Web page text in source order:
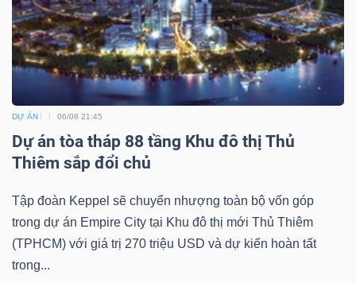
DỰ ÁN 06/08 21:45
Dự án tòa tháp 88 tầng Khu đô thị Thủ
Thiêm sắp đổi chủ
Tập đoàn Keppel sẽ chuyển nhượng toàn bộ vốn góp
trong dự án Empire City tại Khu đô thị mới Thủ Thiêm
(TPHCM) với giá trị 270 triệu USD và dự kiến hoàn tất
trong...
Dịch
vụ
Đào
Sách